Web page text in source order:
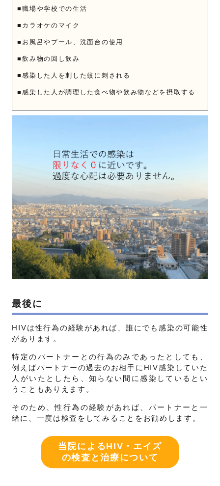
■職場や学校での生活
■カラオケのマイク
■お風呂やプール、洗面台の使用
■飲み物の回し飲み
■感染した人を刺した蚊に刺される
■感染した人が調理した食べ物や飲み物などを摂取する
最後に
HIVは性行為の経験があれば、誰にでも感染の可能性
があります。
特定のパートナーとの行為のみであったとしても、
例えばパートナーの過去のお相手にHIV感染していた
人がいたとしたら、知らない間に感染しているとい
うこともありえます。
そのため、性行為の経験があれば、パートナーと一
緒に、一度は検査をしてみることをお勧めします。
当院によるHIV・エイズ
の検査と治療について